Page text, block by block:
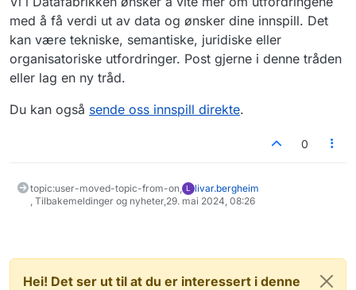
med å få verdi ut av data og ønsker dine innspill. Det
kan være tekniske, semantiske, juridiske eller
organisatoriske utfordringer. Post gjerne i denne tråden
eller lag en ny tråd.
Du kan også sende oss innspill direkte.
0
topic:user-moved-topic-from-on, L
livar.bergheim
, Tilbakemeldinger og nyheter, 29. mai 2024, 08:26
Hei! Det ser ut til at du er interessert i denne